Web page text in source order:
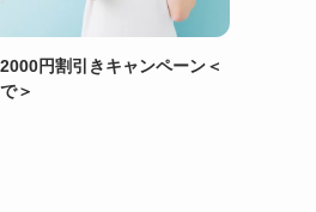
円割引きキャンペーン＜
＞